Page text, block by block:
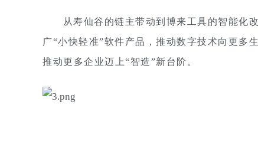
从寿仙谷的链主带动到博来工具的智能化
广“小快轻准”软件产品，推动数字技术向更多
推动更多企业迈上“智造”新台阶。